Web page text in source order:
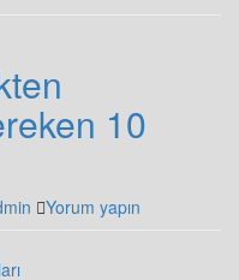
10
Yorum yapın